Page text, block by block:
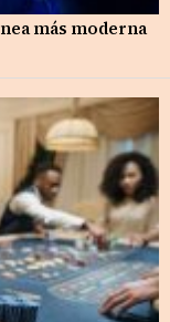
más moderna